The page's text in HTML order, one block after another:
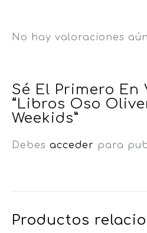
No hay valoraciones
Sé El Primero En
“Libros Oso
Weekids”
Debes acceder para
Productos